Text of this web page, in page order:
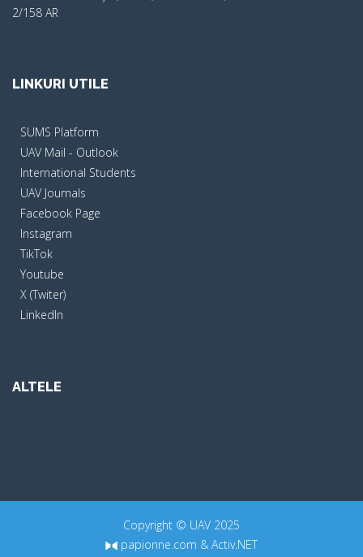
2/158 AR
LINKURI UTILE
SUMS Platform
UAV Mail - Outlook
International Students
UAV Journals
Facebook Page
Instagram
TikTok
Youtube
X (Twiter)
LinkedIn
ALTELE
Copyright © UAV 2025
papionne.com &Activ.NET